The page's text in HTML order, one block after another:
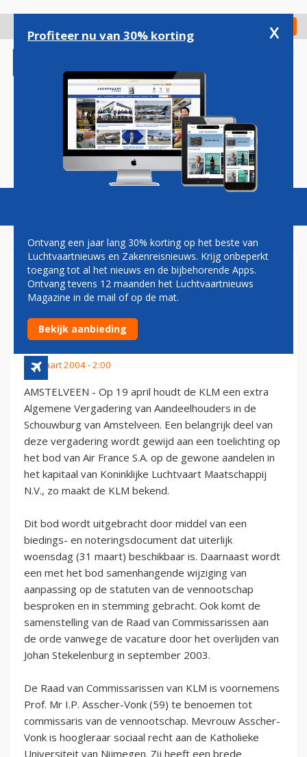
gaan
Check in
Magazine Podcasts Vacatures
KLM HOUDT EXTRA
ALGEMENE VERGADERING
AANDEELHOUDERS
29 maart 2004 - 2:00
AMSTELVEEN - Op 19 april houdt de KLM een extra
Algemene Vergadering van Aandeelhouders in de
Schouwburg van Amstelveen. Een belangrijk deel van
deze vergadering wordt gewijd aan een toelichting op
het bod van Air France S.A. op de gewone aandelen in
het kapitaal van Koninklijke Luchtvaart Maatschappij
N.V., zo maakt de KLM bekend.
Dit bod wordt uitgebracht door middel van een
biedings- en noteringsdocument dat uiterlijk
woensdag (31 maart) beschikbaar is. Daarnaast wordt
een met het bod samenhangende wijziging van
aanpassing op de statuten van de vennootschap
besproken en in stemming gebracht. Ook komt de
samenstelling van de Raad van Commissarissen aan
de orde vanwege de vacature door het overlijden van
Johan Stekelenburg in september 2003.
De Raad van Commissarissen van KLM is voornemens
Prof. Mr I.P. Asscher-Vonk (59) te benoemen tot
commissaris van de vennootschap. Mevrouw Asscher-
Vonk is hoogleraar sociaal recht aan de Katholieke
Universiteit van Nijmegen. Zij heeft een brede
Profiteer nu van 30% korting x
Ontvang een jaar lang 30% korting op het beste van
Luchtvaartnieuws en Zakenreisnieuws. Krijg onbeperkt
toegang tot al het nieuws en de bijbehorende Apps.
Ontvang tevens 12 maanden het Luchtvaartnieuws
Magazine in de mail of op de mat.
Bekijk aanbieding